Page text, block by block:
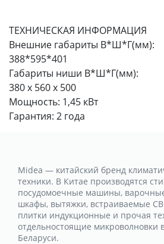
ТЕХНИЧЕСКАЯ ИНФОРМАЦИЯ
Внешние габариты В*Ш*Г(мм):
388*595*401
Габариты ниши В*Ш*Г(мм):
380 х 560 х 500
Мощность: 1,45 кВт
Гарантия: 2 года
Midea — китайский бренд
техники. В Китае производятся
посудомоечные машины,
шкафы, вытяжки, встраиваемые
плитки индукционные и прочая
отдельностоящие микроволновки
Беларуси.